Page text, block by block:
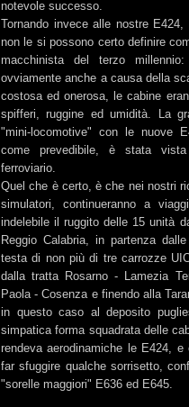
notevole successo.
Tornando invece alle nostre
non le si possono certo definire
macchinista del terzo
ovviamente anche a causa della
costosa ed onerosa, le cabine
spifferi, ruggine ed umidità. La
"mini-locomotive" con le nuove
come prevedibile, è stata
ferroviario.
Quel che è certo, è che nei nostri
simulatori, continueranno a
indelebile il ruggito delle 15 unità
Reggio Calabria, in partenza
testa di non più di tre carrozze
dalla tratta Rosarno - Lamezia
Paola - Cosenza e finendo alla
in questo caso al deposito
simpatica forma squadrata delle
rendeva aerodinamiche le E424,
far sfuggire qualche sorrisetto,
"sorelle maggiori" E636 ed E645.